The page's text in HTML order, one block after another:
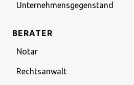
Unternehmensgegenstand
BERATER
Notar
Rechtsanwalt